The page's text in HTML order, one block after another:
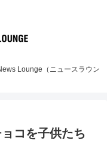
Lounge（ニュースラウン
コを子供たち